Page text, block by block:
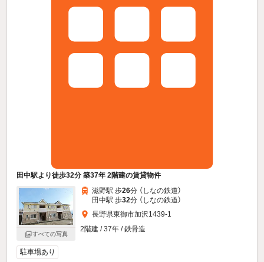
田中駅より徒歩32分 築37年 2階建の賃貸物件
すべての写真
滋野駅 歩26分 （しなの鉄道）
田中駅 歩32分 （しなの鉄道）
長野県東御市加沢1439-1
2階建 / 37年 / 鉄骨造
駐車場あり